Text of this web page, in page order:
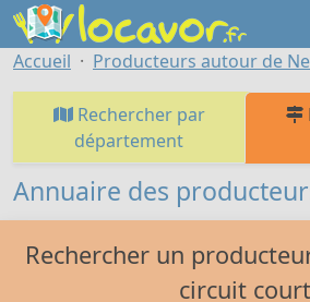
Accueil
Producteurs autour de
Rechercher par
département
Annuaire des
Rechercher un
circuit court